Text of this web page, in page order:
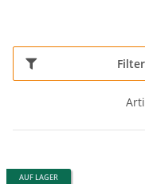
AUF LAGER